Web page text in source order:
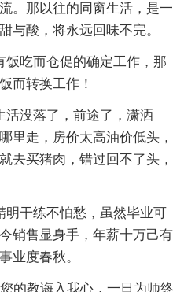
。那以往的同窗生活，是一
与酸，将永远回味不完。
饭吃而仓促的确定工作，那
而转换工作！
活没落了，前途了，潇洒
里走，房价太高油价低头，
去买猪肉，错过回不了头，
明干练不怕愁，虽然毕业可
销售显身手，年薪十万己有
业度春秋。
的教诲入我心，一日为师终